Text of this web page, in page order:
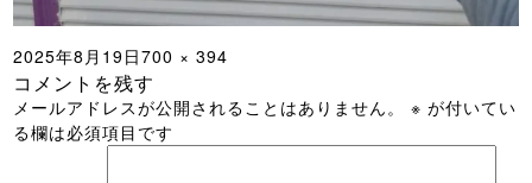
投
稿
日:
2025年8月19日フ
ル
サ
イ
700 × 394
コメントを残す
メールアドレスが公開されることはありません。 ※ が付いてい
る欄は必須項目です